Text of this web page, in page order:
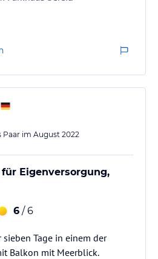
Paar im August 2022
Eigenversorgung,
6 / 6
Tage in einem der
Balkon mit Meerblick.